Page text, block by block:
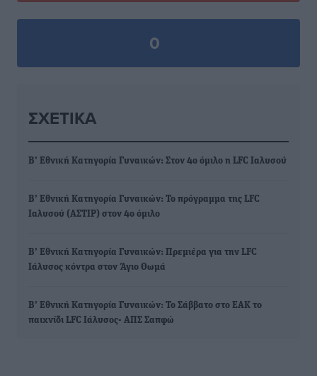
0
ΣΧΕΤΙΚΆ
Β’ Εθνική Κατηγορία Γυναικών: Στον 4ο όμιλο η LFC Ιαλυσού
Β’ Εθνική Κατηγορία Γυναικών: Το πρόγραμμα της LFC
Ιαλυσού (ΑΣΤΙΡ) στον 4ο όμιλο
Β’ Εθνική Κατηγορία Γυναικών: Πρεμιέρα για την LFC
Ιάλυσος κόντρα στον Άγιο Θωμά
Β’ Εθνική Κατηγορία Γυναικών: Το Σάββατο στο ΕΑΚ το
παιχνίδι LFC Ιάλυσος- ΑΠΣ Σαπφώ